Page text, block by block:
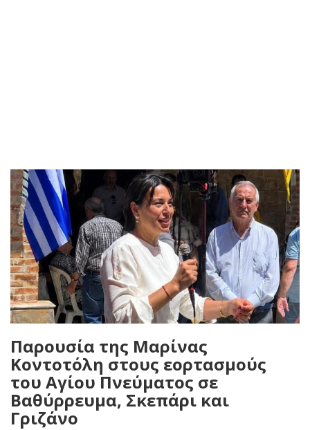
Παρουσία της Μαρίνας
Κοντοτόλη στους εορτασμούς
του Αγίου Πνεύματος σε
Βαθύρρευμα, Σκεπάρι και
Γριζάνο